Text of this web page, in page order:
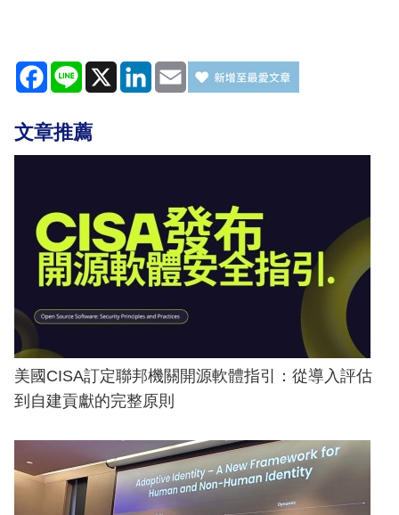
Facebook
Line X LinkedIn
Email
文章推薦
美國CISA訂定聯邦機關開源軟體指引：從導入評估
到自建貢獻的完整原則